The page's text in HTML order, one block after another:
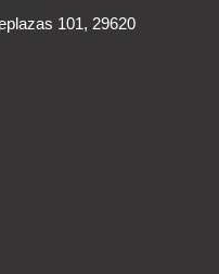
101, 29620